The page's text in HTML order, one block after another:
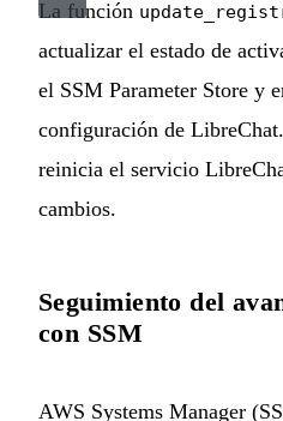
La función
actualizar el estado de
el SSM Parameter Store y
configuración de
reinicia el servicio
cambios.
Seguimiento del
con SSM
AWS Systems Manager